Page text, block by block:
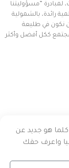
“مسؤوليتنا
رائدة، بالشمولية
نكون في طليعة
ككل أفضل وأكثر
هو جديد عن
واعرف حقك